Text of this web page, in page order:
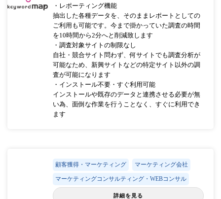
・レポーティング機能
抽出した各種データを、そのままレポートとしての
ご利用も可能です。今まで掛かっていた調査の時間
を10時間から2分へと削減致します
・調査対象サイトの制限なし
自社・競合サイト問わず、何サイトでも調査分析が
可能なため、新興サイトなどの特定サイト以外の調
査が可能になります
・インストール不要・すぐ利用可能
インストールや既存のデータと連携させる必要が無
い為、面倒な作業を行うことなく、すぐに利用でき
ます
顧客獲得・マーケティング マーケティング会社
マーケティングコンサルティング・WEBコンサル
詳細を見る